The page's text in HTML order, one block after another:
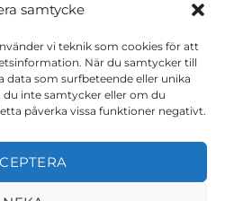
samtycke
vi teknik som cookies för att
När du samtycker till
data som surfbeteende eller unika
inte samtycker eller om du
påverka vissa funktioner negativt.